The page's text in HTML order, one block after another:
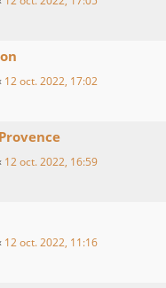
12 oct. 2022, 17:02
12 oct. 2022, 16:59
12 oct. 2022, 11:16